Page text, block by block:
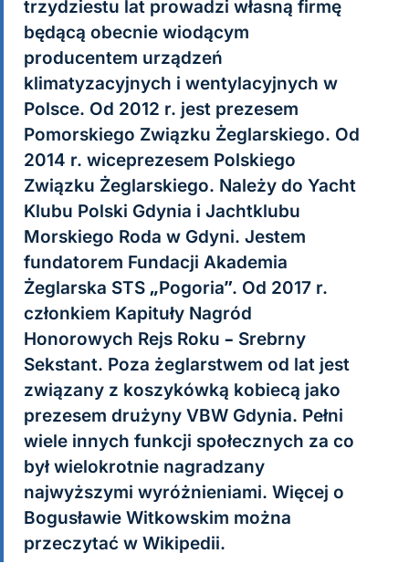
trzydziestu lat prowadzi własną firmę
będącą obecnie wiodącym
producentem urządzeń
klimatyzacyjnych i wentylacyjnych w
Polsce. Od 2012 r. jest prezesem
Pomorskiego Związku Żeglarskiego. Od
2014 r. wiceprezesem Polskiego
Związku Żeglarskiego. Należy do Yacht
Klubu Polski Gdynia i Jachtklubu
Morskiego Roda w Gdyni. Jestem
fundatorem Fundacji Akademia
Żeglarska STS „Pogoria”. Od 2017 r.
członkiem Kapituły Nagród
Honorowych Rejs Roku – Srebrny
Sekstant. Poza żeglarstwem od lat jest
związany z koszykówką kobiecą jako
prezesem drużyny VBW Gdynia. Pełni
wiele innych funkcji społecznych za co
był wielokrotnie nagradzany
najwyższymi wyróżnieniami. Więcej o
Bogusławie Witkowskim można
przeczytać w Wikipedii.